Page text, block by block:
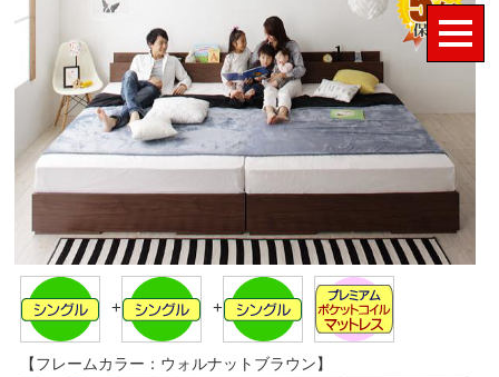
+ +
【フレームカラー：ウォルナットブラウン】